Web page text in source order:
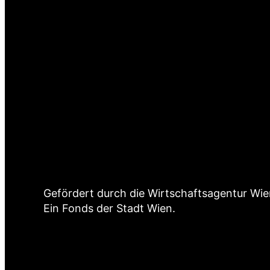
Gefördert durch die Wirtschaftsagentur
Ein Fonds der Stadt Wien.